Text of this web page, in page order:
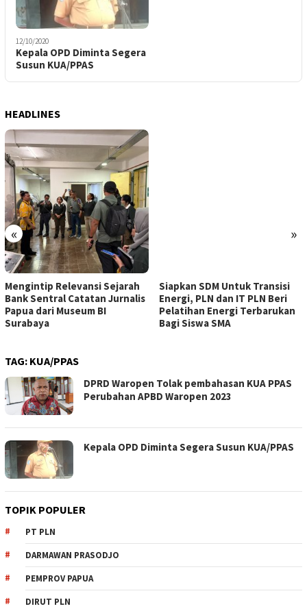
12/10/2020
Kepala OPD Diminta Segera
Susun KUA/PPAS
HEADLINES
« »
Mengintip Relevansi Sejarah
Bank Sentral Catatan Jurnalis
Papua dari Museum BI
Surabaya
Siapkan SDM Untuk Transisi
Energi, PLN dan IT PLN Beri
Pelatihan Energi Terbarukan
Bagi Siswa SMA
TAG: KUA/PPAS
DPRD Waropen Tolak pembahasan KUA PPAS
Perubahan APBD Waropen 2023
Kepala OPD Diminta Segera Susun KUA/PPAS
TOPIK POPULER
PT PLN
DARMAWAN PRASODJO
PEMPROV PAPUA
DIRUT PLN